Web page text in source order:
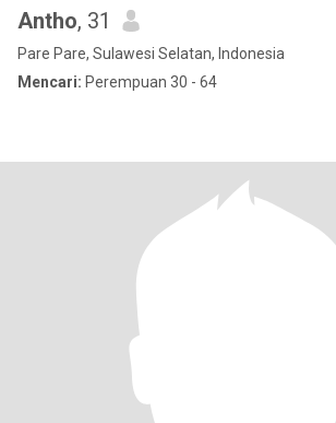
Antho, 31
Pare Pare, Sulawesi Selatan, Indonesia
Mencari: Perempuan 30 - 64